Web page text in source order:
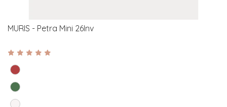
MURIS - Petra Mini 26Inv